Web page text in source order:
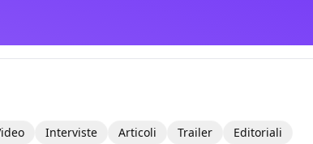
Interviste Articoli Trailer Editoriali